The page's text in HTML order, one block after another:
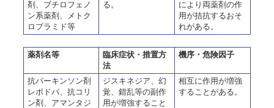
剤、ブチロフェノ
ン系薬剤、メトク
ロプラミド等
る。
により両薬剤の作
用が拮抗するおそ
れがある。
薬剤名等
臨床症状・措置方
法
機序・危険因子
抗パーキンソン剤
レボドパ、抗コリ
ン剤、アマンタジ
ジスキネジア、幻
覚、錯乱等の副作
用が増強すること
相互に作用が増強
することがある。